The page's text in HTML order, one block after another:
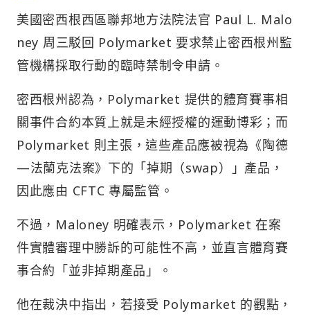
美國密西根西區聯邦地方法院法官 Paul L. Malo
ney 周三駁回 Polymarket 要求禁止密西根州監
管機構採取行動的臨時禁制令申請。
密西根州認為，Polymarket 提供的體育賽事相
關事件合約本質上就是未經授權的運動博彩；而
Polymarket 則主張，這些產品應被視為《陶德
—法蘭克法案》下的「掉期（swap）」產品，
因此應由 CFTC 專屬監管。
不過，Maloney 明確表示，Polymarket 在案
件實體審理中勝訴的可能性不高，並直言體育賽
事合約「並非掉期產品」。
他在裁決中指出，若接受 Polymarket 的觀點，